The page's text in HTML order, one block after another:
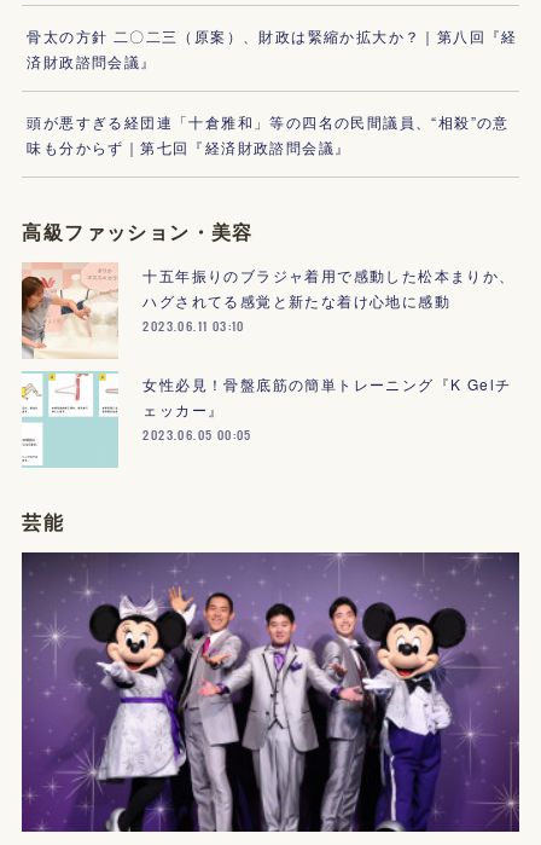
骨太の方針 二〇二三（原案）、財政は緊縮か拡大か？｜第八回『経
済財政諮問会議』
頭が悪すぎる経団連「十倉雅和」等の四名の民間議員、“相殺”の意
味も分からず｜第七回『経済財政諮問会議』
高級ファッション・美容
十五年振りのブラジャ着用で感動した松本まりか、
ハグされてる感覚と新たな着け心地に感動
2023.06.11 03:10
女性必見！骨盤底筋の簡単トレーニング『K Gelチ
ェッカー』
2023.06.05 00:05
芸能